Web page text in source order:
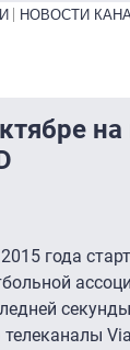
НОВОСТИ
на
года